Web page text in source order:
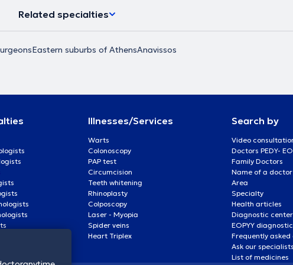
Related specialties
Eastern suburbs of AthensAnavissos
Illnesses/Services
Warts
Colonoscopy
PAP test
Circumcision
Teeth whitening
Rhinoplasty
Colposcopy
Laser - Myopia
Spider veins
Heart Triplex
Search by
Video
Doctors PEDY-
Family Doctors
Name of a
Area
Specialty
Health articles
Diagnostic
EOPYY
Frequently asked
Ask our specialists
List of medicines